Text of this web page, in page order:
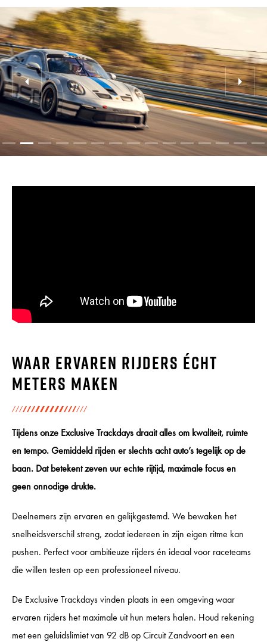
Waar ervaren rijders écht
meters maken
Tijdens onze Exclusive Trackdays draait alles om kwaliteit, ruimte
en tempo. Gemiddeld rijden er slechts acht auto’s tegelijk op de
baan. Dat betekent zeven uur echte rijtijd, maximale focus en
geen onnodige drukte.
Deelnemers zijn ervaren en gelijkgestemd. We bewaken het
snelheidsverschil streng, zodat iedereen in zijn eigen ritme kan
pushen. Perfect voor ambitieuze rijders én ideaal voor raceteams
die willen testen op een professioneel niveau.
De Exclusive Trackdays vinden plaats in een omgeving waar
ervaren rijders het maximale uit hun meters halen. Houd rekening
met een geluidslimiet van 92 dB op Circuit Zandvoort en een